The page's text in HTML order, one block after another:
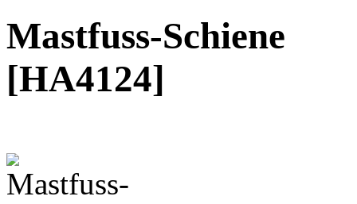
Mastfuss-Schiene
[HA4124]